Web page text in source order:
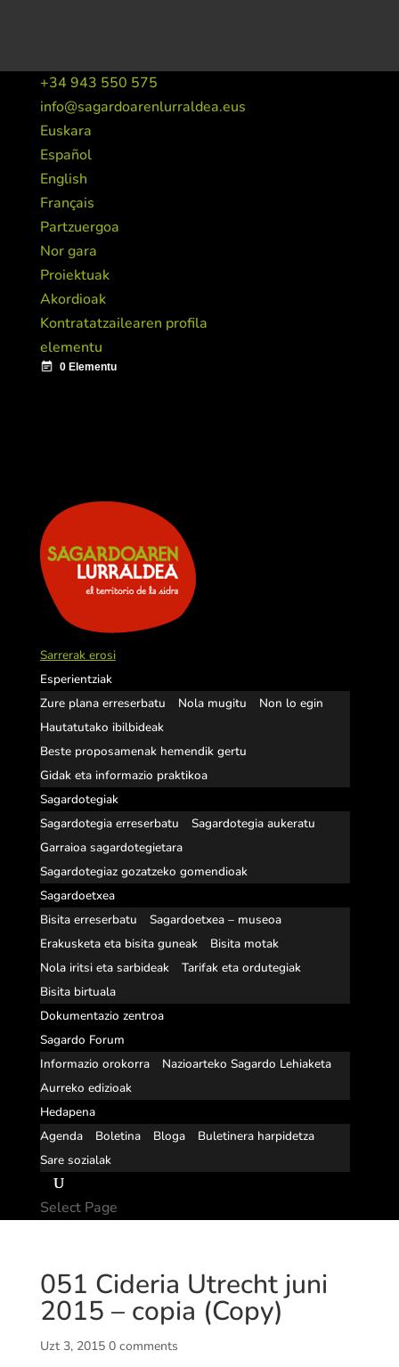
+34 943 550 575
info@sagardoarenlurraldea.eus
Euskara
Español
English
Français
Partzuergoa
Nor gara
Proiektuak
Akordioak
Kontratatzailearen profila
elementu
Sarrerak erosi
Esperientziak
Zure plana erreserbatu
Nola mugitu
Non lo egin
Hautatutako ibilbideak
Beste proposamenak hemendik gertu
Gidak eta informazio praktikoa
Sagardotegiak
Sagardotegia erreserbatu
Sagardotegia aukeratu
Garraioa sagardotegietara
Sagardotegiaz gozatzeko gomendioak
Sagardoetxea
Bisita erreserbatu
Sagardoetxea – museoa
Erakusketa eta bisita guneak
Bisita motak
Nola iritsi eta sarbideak
Tarifak eta ordutegiak
Bisita birtuala
Dokumentazio zentroa
Sagardo Forum
Informazio orokorra
Nazioarteko Sagardo Lehiaketa
Aurreko edizioak
Hedapena
Agenda
Boletina Bloga
Buletinera harpidetza
Sare sozialak
Select Page
051 Cideria Utrecht juni
2015 – copia (Copy)
Uzt 3, 2015 0 comments